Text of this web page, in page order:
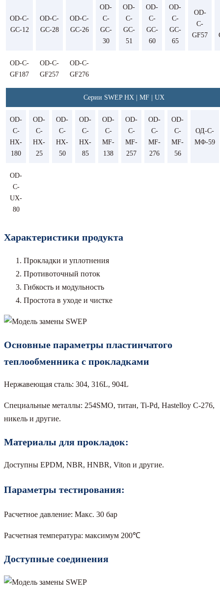
OD-C-
GC-12
OD-C-
GC-28
OD-C-
GC-26
OD-
C-
GC-
30
OD-
C-
GC-
51
OD-
C-
GC-
60
OD-
C-
GC-
65
OD-
C-
GF57
OD-C-
GF187
OD-C-
GF257
OD-C-
GF276
Серии SWEP HX | MF | UX
OD-
C-
HX-
180
OD-
C-
HX-
25
OD-
C-
HX-
50
OD-
C-
HX-
85
OD-
C-
MF-
138
OD-
C-
MF-
257
OD-
C-
MF-
276
OD-
C-
MF-
56
ОД-С-
МФ-59
OD-
C-
UX-
80
Характеристики продукта
Прокладки и уплотнения
Противоточный поток
Гибкость и модульность
Простота в уходе и чистке
Основные параметры пластинчатого
теплообменника с прокладками
Нержавеющая сталь: 304, 316L, 904L
Специальные металлы: 254SMO, титан, Ti-Pd, Hastelloy C-276,
никель и другие.
Материалы для прокладок:
Доступны EPDM, NBR, HNBR, Viton и другие.
Параметры тестирования:
Расчетное давление: Макс. 30 бар
Расчетная температура: максимум 200℃
Доступные соединения